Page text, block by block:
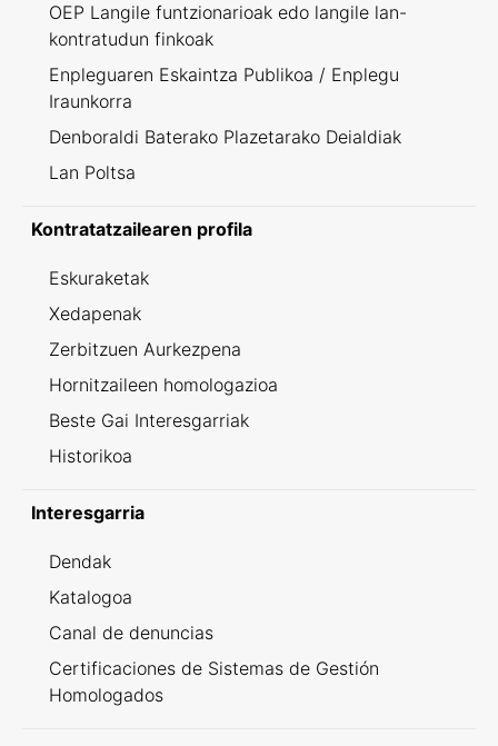
OEP Langile funtzionarioak edo langile lan-
kontratudun finkoak
Enpleguaren Eskaintza Publikoa / Enplegu
Iraunkorra
Denboraldi Baterako Plazetarako Deialdiak
Lan Poltsa
Kontratatzailearen profila
Eskuraketak
Xedapenak
Zerbitzuen Aurkezpena
Hornitzaileen homologazioa
Beste Gai Interesgarriak
Historikoa
Interesgarria
Dendak
Katalogoa
Canal de denuncias
Certificaciones de Sistemas de Gestión
Homologados